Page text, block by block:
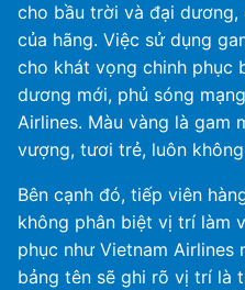
cho bầu trời và đại
của hãng. Việc sử dụng
cho khát vọng chinh phục
dương mới, phủ sóng
Airlines. Màu vàng là gam
vượng, tươi trẻ, luôn
Bên cạnh đó, tiếp viên
không phân biệt vị trí làm
phục như Vietnam Airlines
bảng tên sẽ ghi rõ vị trí là